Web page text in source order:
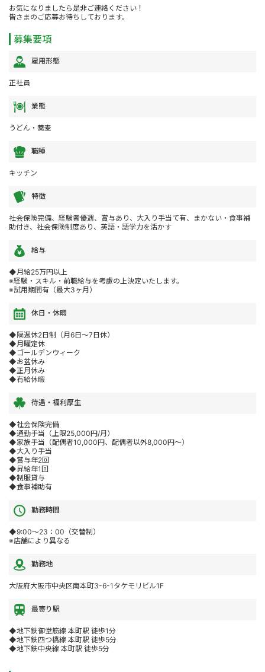
お気になりましたら是非ご連絡ください！
皆さまのご応募お待ちしております。
募集要項
雇用形態
正社員
業態
うどん・蕎麦
職種
キッチン
特徴
社会保険完備、経験者優遇、賞与あり、大入り手当て有、まかない・食事補
助付き、社会保険制度あり、英語・語学力を活かす
給与
◆月給25万円以上
※経験・スキル・前職給与を考慮の上決定いたします。
※試用期間有（最大3ヶ月）
休日・休暇
◆隔週休2日制（月6日～7日休）
◆月曜定休
◆ゴールデンウィーク
◆お盆休み
◆正月休み
◆有給休暇
待遇・福利厚生
◆社会保険完備
◆通勤手当（上限25,000円/月）
◆家族手当（配偶者10,000円、配偶者以外8,000円～）
◆大入り手当
◆賞与年2回
◆昇給年1回
◆制服貸与
◆食事補助有
勤務時間
◆9:00～23：00（交替制）
※店舗により異なる
勤務地
大阪府大阪市中央区南本町3-6-1タケモリビル1F
最寄り駅
◆地下鉄御堂筋線 本町駅 徒歩1分
◆地下鉄四つ橋線 本町駅 徒歩5分
◆地下鉄中央線 本町駅 徒歩5分